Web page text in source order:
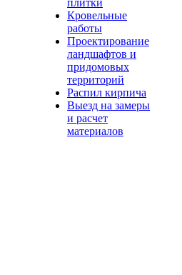
плитки
Кровельные
работы
Проектирование
ландшафтов и
придомовых
территорий
Распил кирпича
Выезд на замеры
и расчет
материалов